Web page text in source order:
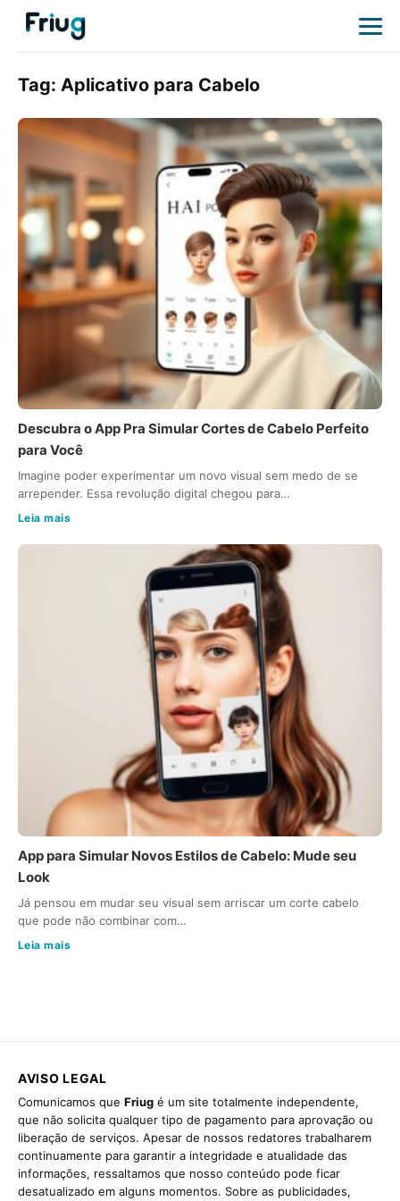
Tag: Aplicativo para Cabelo
Descubra o App Pra Simular Cortes de Cabelo Perfeito
para Você
Imagine poder experimentar um novo visual sem medo de se
arrepender. Essa revolução digital chegou para…
Leia mais
App para Simular Novos Estilos de Cabelo: Mude seu
Look
Já pensou em mudar seu visual sem arriscar um corte cabelo
que pode não combinar com…
Leia mais
AVISO LEGAL
Comunicamos que Friug é um site totalmente independente,
que não solicita qualquer tipo de pagamento para aprovação ou
liberação de serviços. Apesar de nossos redatores trabalharem
continuamente para garantir a integridade e atualidade das
informações, ressaltamos que nosso conteúdo pode ficar
desatualizado em alguns momentos. Sobre as publicidades,